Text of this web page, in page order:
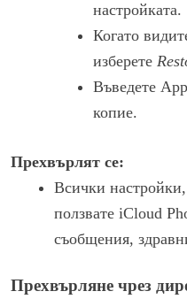
настройката.
Когато
изберете
Въведете
копие.
Прехвърлят се:
Всички
ползвате iCloud
съобщения,
Прехвърляне чрез